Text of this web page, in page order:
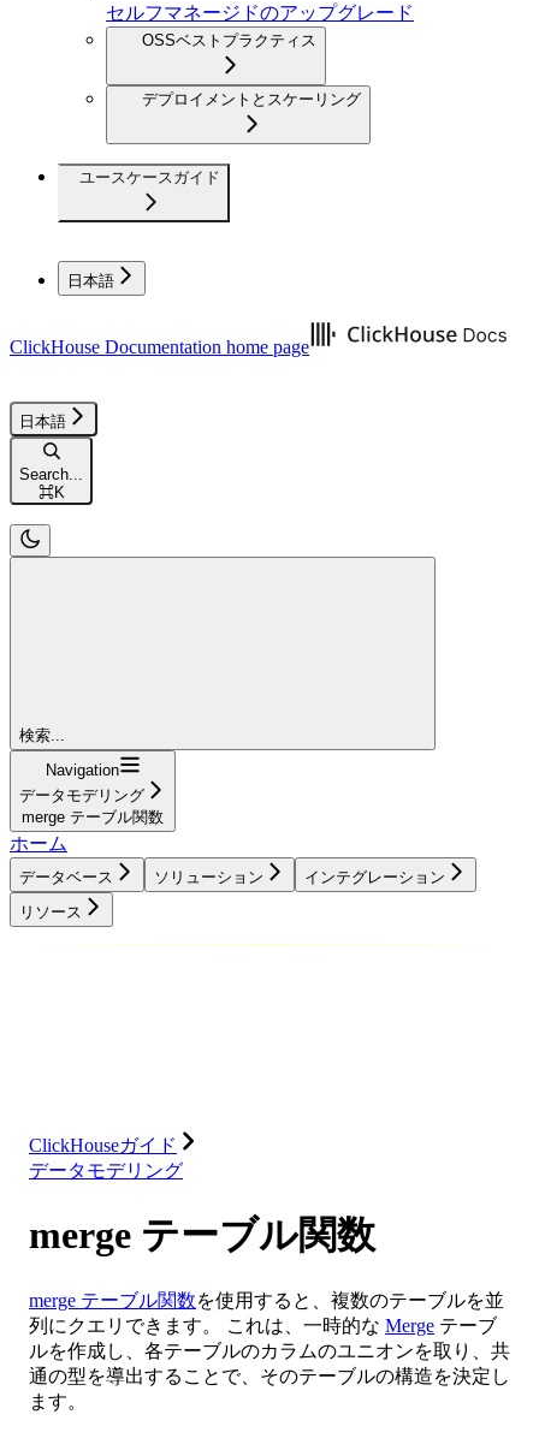
セルフマネージドのアップグレード
OSSベストプラクティス
デプロイメントとスケーリング
ユースケースガイド
日本語
ClickHouse Documentation home page
日本語
Search...
⌘K
検索...
Navigation
データモデリング
merge テーブル関数
ホーム
データベース ソリューション
インテグレーション
リソース
ClickHouseガイド
データモデリング
merge テーブル関数
merge テーブル関数を使用すると、複数のテーブルを並
列にクエリできます。 これは、一時的な Merge テーブ
ルを作成し、各テーブルのカラムのユニオンを取り、共
通の型を導出することで、そのテーブルの構造を決定し
ます。